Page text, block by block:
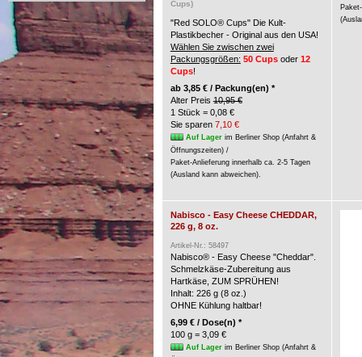
Cups)
"Red SOLO® Cups" Die Kult-
Plastikbecher - Original aus den USA!
Wählen Sie zwischen zwei
Packungsgrößen: 50 Cupsoder 12
Cups!
ab 3,85 € / Packung(en) *
Alter Preis 10,95 €
1 Stück = 0,08 €
Sie sparen 7,10 €
Auf Lagerim Berliner Shop (Anfahrt &
Öffnungszeiten) /
Paket-Anlieferung innerhalb ca. 2-5 Tagen
(Ausland kann abweichen).
Nabisco - Easy Cheese CHEDDAR,
226 g, 8 oz.
Artikel-Nr.: 58497
Nabisco® - Easy Cheese "Cheddar".
Schmelzkäse-Zubereitung aus
Hartkäse, ZUM SPRÜHEN!
Inhalt: 226 g (8 oz.)
OHNE Kühlung haltbar!
6,99 € / Dose(n) *
100 g = 3,09 €
Auf Lagerim Berliner Shop (Anfahrt &